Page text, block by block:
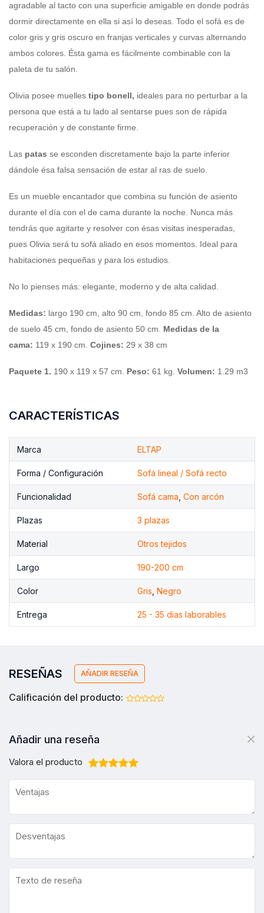
agradable al tacto con una superficie amigable en donde podrás
dormir directamente en ella si así lo deseas. Todo el sofá es de
color gris y gris oscuro en franjas verticales y curvas alternando
ambos colores. Ésta gama es fácilmente combinable con la
paleta de tu salón.
Olivia posee muelles tipo bonell, ideales para no perturbar a la
persona que está a tu lado al sentarse pues son de rápida
recuperación y de constante firme.
Las patas se esconden discretamente bajo la parte inferior
dándole ésa falsa sensación de estar al ras de suelo.
Es un mueble encantador que combina su función de asiento
durante el día con el de cama durante la noche. Nunca más
tendrás que agitarte y resolver con ésas visitas inesperadas,
pues Olivia será tu sofá aliado en esos momentos. Ideal para
habitaciones pequeñas y para los estudios.
No lo pienses más: elegante, moderno y de alta calidad.
Medidas: largo 190 cm, alto 90 cm, fondo 85 cm. Alto de asiento
de suelo 45 cm, fondo de asiento 50 cm.
Medidas de la
cama: 119 x 190 cm. Cojines: 29 x 38 cm
Paquete 1. 190 x 119 x 57 cm. Peso: 61 kg. Volumen: 1.29 m3
CARACTERÍSTICAS
Marca ELTAP
Forma / Configuración Sofá lineal / Sofá recto
Funcionalidad Sofá cama Con arcón
Plazas 3 plazas
Material Otros tejidos
Largo 190-200 cm
Color Gris Negro
Entrega 25 - 35 dias laborables
RESEÑAS AÑADIR RESEÑA
Calificación del producto:
Añadir una reseña
Valora el producto